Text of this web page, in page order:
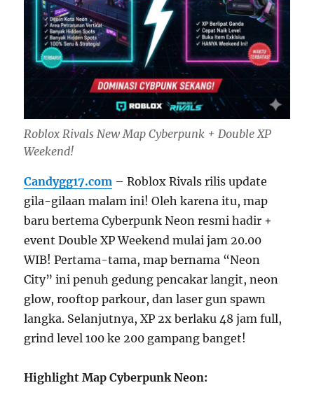
Roblox Rivals New Map Cyberpunk + Double XP
Weekend!
Candygg17.com – Roblox Rivals rilis update
gila-gilaan malam ini! Oleh karena itu, map
baru bertema Cyberpunk Neon resmi hadir +
event Double XP Weekend mulai jam 20.00
WIB! Pertama-tama, map bernama “Neon
City” ini penuh gedung pencakar langit, neon
glow, rooftop parkour, dan laser gun spawn
langka. Selanjutnya, XP 2x berlaku 48 jam full,
grind level 100 ke 200 gampang banget!
Highlight Map Cyberpunk Neon: